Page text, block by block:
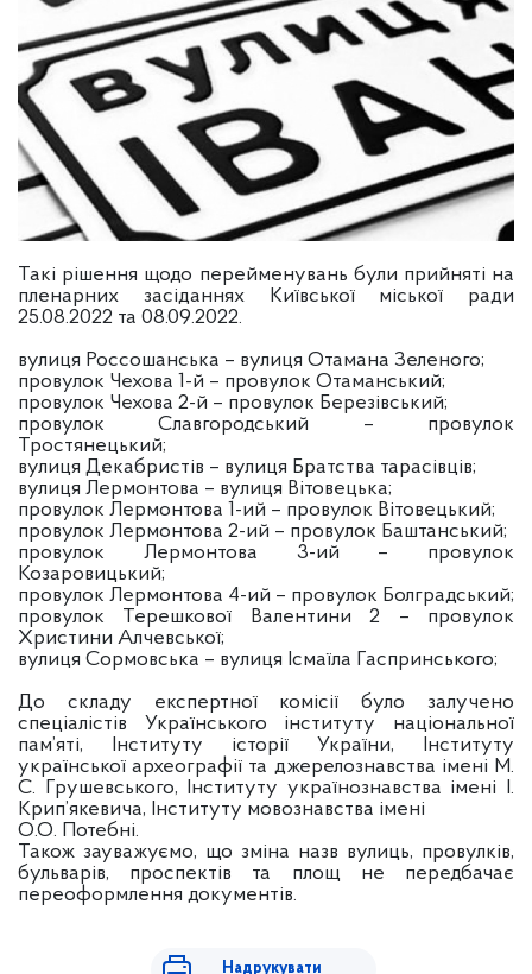
Такі рішення щодо перейменувань були прийняті на
пленарних засіданнях Київської міської ради
25.08.2022 та 08.09.2022.
вулиця Россошанська – вулиця Отамана Зеленого;
провулок Чехова 1-й – провулок Отаманський;
провулок Чехова 2-й – провулок Березівський;
провулок Славгородський – провулок
Тростянецький;
вулиця Декабристів – вулиця Братства тарасівців;
вулиця Лермонтова – вулиця Вітовецька;
провулок Лермонтова 1-ий – провулок Вітовецький;
провулок Лермонтова 2-ий – провулок Баштанський;
провулок Лермонтова 3-ий – провулок
Козаровицький;
провулок Лермонтова 4-ий – провулок Болградський;
провулок Терешкової Валентини 2 – провулок
Христини Алчевської;
вулиця Сормовська – вулиця Ісмаїла Гаспринського;
До складу експертної комісії було залучено
спеціалістів Українського інституту національної
пам’яті, Інституту історії України, Інституту
української археографії та джерелознавства імені М.
С. Грушевського, Інституту українознавства імені І.
Крип’якевича, Інституту мовознавства імені
О.О. Потебні.
Також зауважуємо, що зміна назв вулиць, провулків,
бульварів, проспектів та площ не передбачає
переоформлення документів.
Надрукувати